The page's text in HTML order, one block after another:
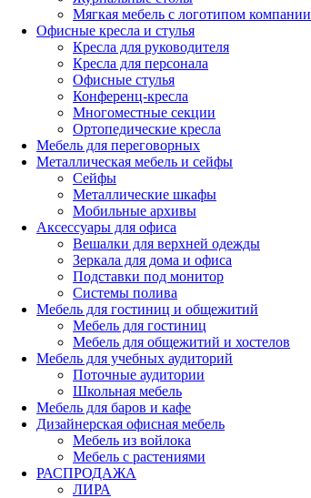
Мягкая мебель с логотипом компании
Офисные кресла и стулья
Кресла для руководителя
Кресла для персонала
Офисные стулья
Конференц-кресла
Многоместные секции
Ортопедические кресла
Мебель для переговорных
Металлическая мебель и сейфы
Сейфы
Металлические шкафы
Мобильные архивы
Аксессуары для офиса
Вешалки для верхней одежды
Зеркала для дома и офиса
Подставки под монитор
Системы полива
Мебель для гостиниц и общежитий
Мебель для гостиниц
Мебель для общежитий и хостелов
Мебель для учебных аудиторий
Поточные аудитории
Школьная мебель
Мебель для баров и кафе
Дизайнерская офисная мебель
Мебель из войлока
Мебель с растениями
РАСПРОДАЖА
ЛИРА